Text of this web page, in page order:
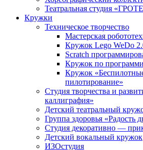
Театральная студия
Кружки
Техническое творчество
Мастерская
Кружок Lego WeDo
Scratch
Кружок по
Кружок
пилотирование»
Студия творчества и
каллиграфия»
Детский театральный
Группа здоровья «Радость
Студия декоративно —
Детский вокальный кружок
ИЗОстудия